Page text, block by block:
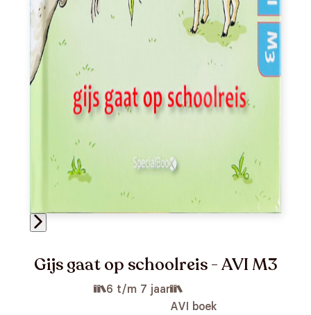
Gijs gaat op schoolreis - AVI M3
6 t/m 7 jaar
AVI boek